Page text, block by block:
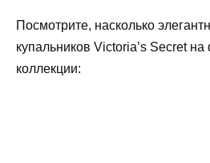
Посмотрите, насколько
купальников Victoria’s Secret
коллекции: